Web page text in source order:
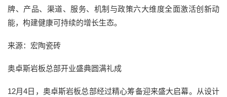
牌、产品、渠道、服务、机制与政策六大维度全面激活创新动
能，构建健康可持续的增长生态。
来源：宏陶瓷砖
奥卓斯岩板总部开业盛典圆满礼成
12月4日，奥卓斯岩板总部经过精心筹备迎来盛大启幕。从设计